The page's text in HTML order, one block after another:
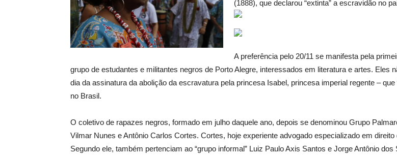
(1888), que declarou “extinta” a escravidão no
A preferência pelo 20/11 se manifesta pela
grupo de estudantes e militantes negros de Porto Alegre, interessados em literatura e artes. Eles
dia da assinatura da abolição da escravatura pela princesa Isabel, princesa imperial regente –
no Brasil.
O coletivo de rapazes negros, formado em julho daquele ano, depois se denominou Grupo
Vilmar Nunes e Antônio Carlos Cortes. Cortes, hoje experiente advogado especializado em
Segundo ele, também pertenciam ao “grupo informal” Luiz Paulo Axis Santos e Jorge Antônio